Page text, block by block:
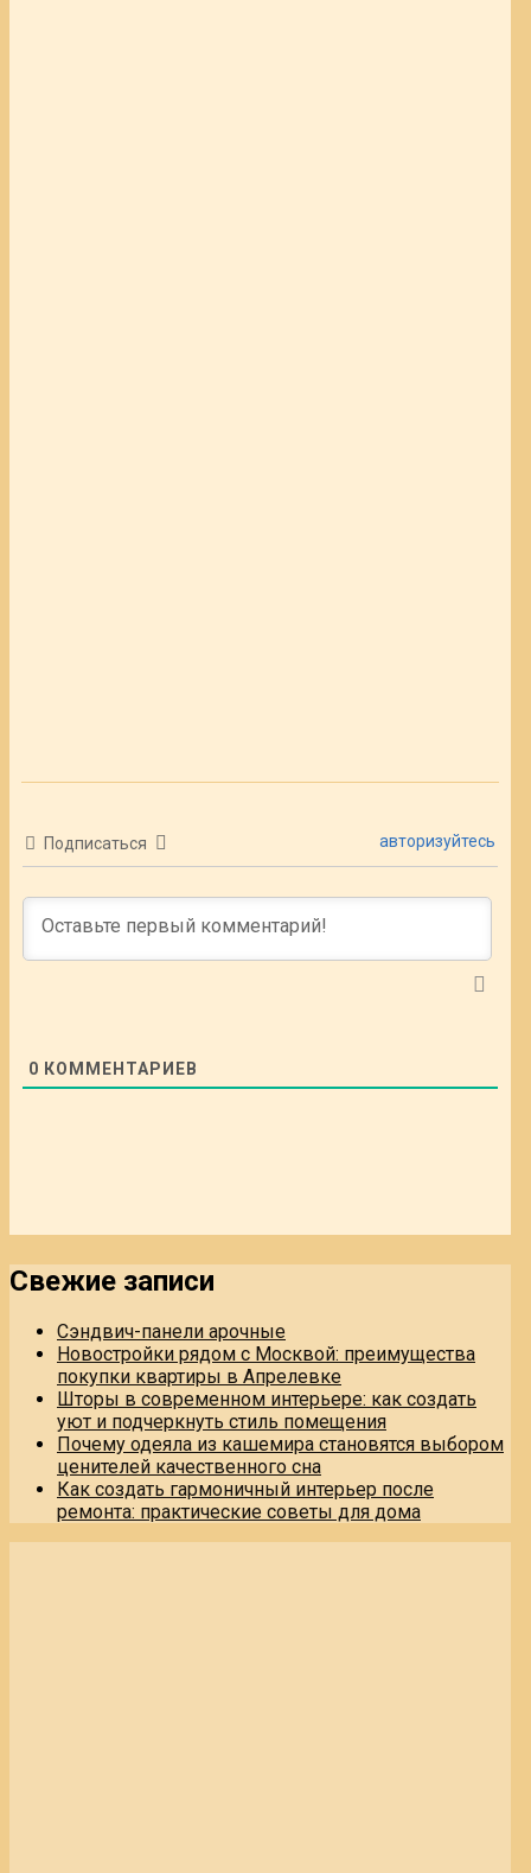
Подписаться авторизуйтесь
0 КОММЕНТАРИЕВ
Свежие записи
Сэндвич-панели арочные
Новостройки рядом с Москвой: преимущества
покупки квартиры в Апрелевке
Шторы в современном интерьере: как создать
уют и подчеркнуть стиль помещения
Почему одеяла из кашемира становятся выбором
ценителей качественного сна
Как создать гармоничный интерьер после
ремонта: практические советы для дома